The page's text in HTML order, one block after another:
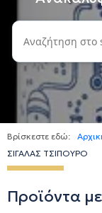
Βρίσκεστε εδώ:
ΣΙΓΑΛΑΣ ΤΣΙΠΟΥΡΟ
Προϊόντα